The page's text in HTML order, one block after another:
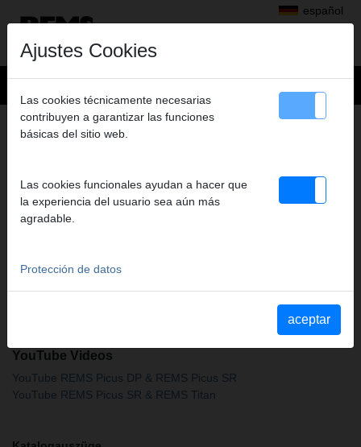
español
Productos>
Perforar con diamante, Rozas en muros con discos diamantados
REMS UDKB
62 X 420 X UNC 1 1/4
Art. nº. 181025 R
viele Materialien, z. B. Beton, Stahlbeton, Mauerwerk aller Art,
Naturstein, Asphalt, Estrich aller Art. Anschlussgewinde UNC 11/4
YouTube Videos
YouTube REMS Picus DP & REMS Picus SR
YouTube REMS Picus SR & REMS Titan
Ajustes Cookies
Las cookies técnicamente necesarias
contribuyen a garantizar las funciones
básicas del sitio web.
Las cookies funcionales ayudan a hacer que
la experiencia del usuario sea aún más
agradable.
Protección de datos
aceptar